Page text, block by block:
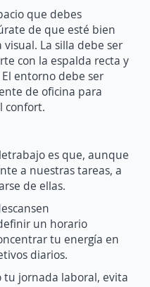
que debes
de que esté bien
La silla debe ser
con la espalda recta y
entorno debe ser
de oficina para
confort.
es que, aunque
a nuestras tareas, a
de ellas.
un horario
tu energía en
diarios.
tu jornada laboral, evita